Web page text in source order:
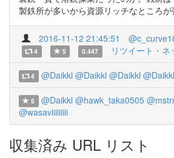
製鉄所が多いから資源リッチなところが
2016-11-12 21:45:51
4 5 0.447 リツイート・
4 @Daikkl @Daikkl @Daikkl @Daikkl
5 @Daikkl @hawk_taka0505
@wasaviiiiiiiii
収集済み URL リスト